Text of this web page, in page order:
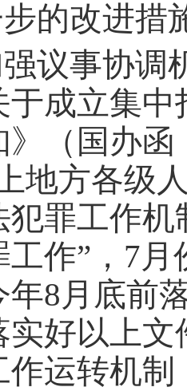
的改进措
强议事协
于成立集
（国办函
地方各级
犯罪工作
工作”，7
年8月底前
实好以上
作运转机